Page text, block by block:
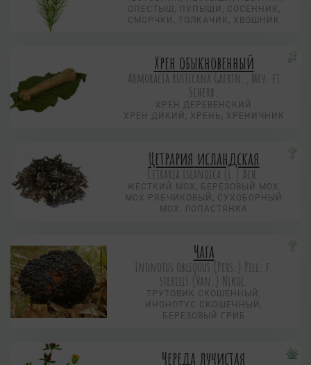
ОПЕСТЫШ, ПУПЫШИ, СОСЕННИК,
СМОРЧКИ, ТОЛКАЧИК, ХВОШНИК
Хрен обыкновенный
Armoracia rusticana Gaertn., Меу. et
Scherb.
ХРЕН ДЕРЕВЕНСКИЙ
ХРЕН ДИКИЙ, ХРЕНЬ, ХРЕНИЧНИК
Цетрария исландская
Cetraria islandica (L.) Ach.
ЖЕСТКИЙ МОХ, БЕРЕЗОВЫЙ МОХ,
МОХ РЯБЧИКОВЫЙ, СУХОБОРНЫЙ
МОХ, ЛОПАСТЯНКА
Чага
Inonotus obliquus (Pers.) Рill. f.
sterilis (Van.) Nikol.
ТРУТОВИК СКОШЕННЫЙ,
ИНОНОТУС СКОШЕННЫЙ,
БЕРЕЗОВЫЙ ГРИБ
Череда лучистая